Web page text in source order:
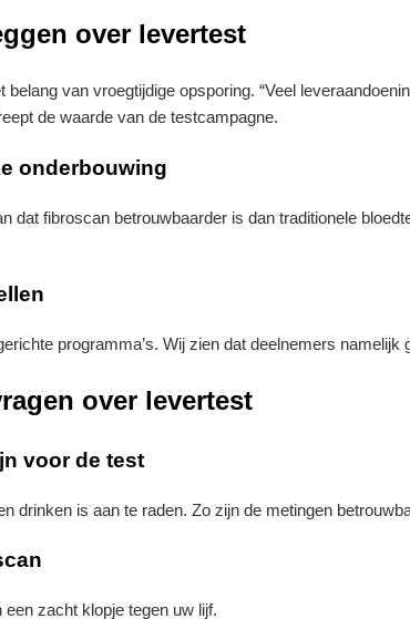
over levertest
belang van vroegtijdige opsporing. “Veel
de waarde van de testcampagne.
onderbouwing
dat fibroscan betrouwbaarder is dan traditionele
programma’s. Wij zien dat deelnemers
over levertest
voor de test
drinken is aan te raden. Zo zijn de metingen
zacht klopje tegen uw lijf.